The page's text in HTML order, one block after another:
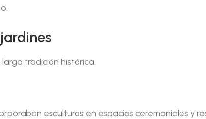
tradición histórica.
esculturas en espacios ceremoniales y